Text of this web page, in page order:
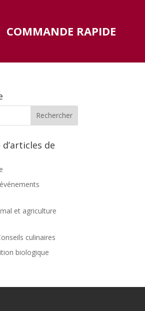
COMMANDE RAPIDE
de
et agriculture
culinaires
biologique